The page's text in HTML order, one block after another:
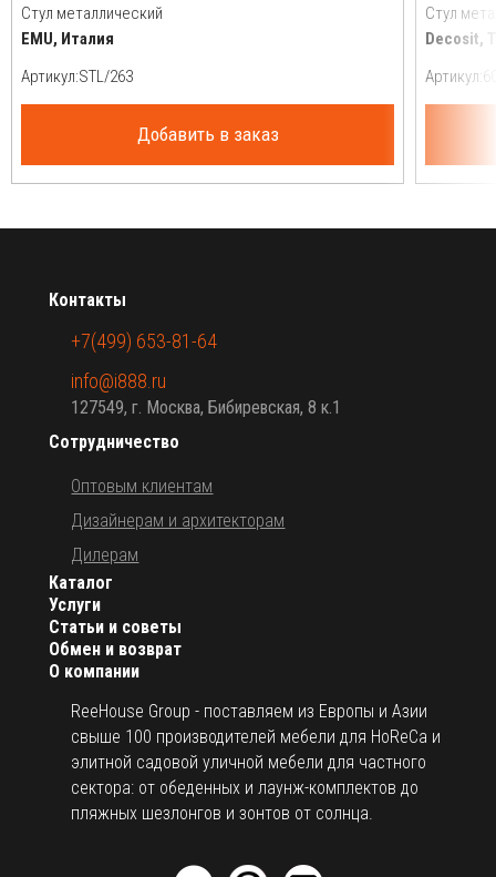
Стул металлический
EMU, Италия
Артикул:
Добавить в заказ
Стул
Decosit,
Артикул:
О компании
ReeHouse Group - поставляем из Европы и Азии
свыше 100 производителей мебели для HoReCa и
элитной садовой уличной мебели для частного
сектора: от обеденных и лаунж-комплектов до
пляжных шезлонгов и зонтов от солнца.
Каталог
Услуги
Статьи и советы
Обмен и возврат
Сотрудничество
Оптовым клиентам
Дизайнерам и архитекторам
Дилерам
Контакты
+7(499) 653-81-64
info@i888.ru
127549, г. Москва, Бибиревская, 8 к.1